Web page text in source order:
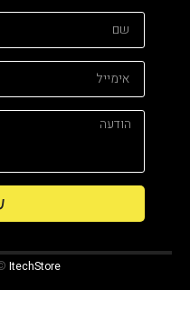
ItechStore
©